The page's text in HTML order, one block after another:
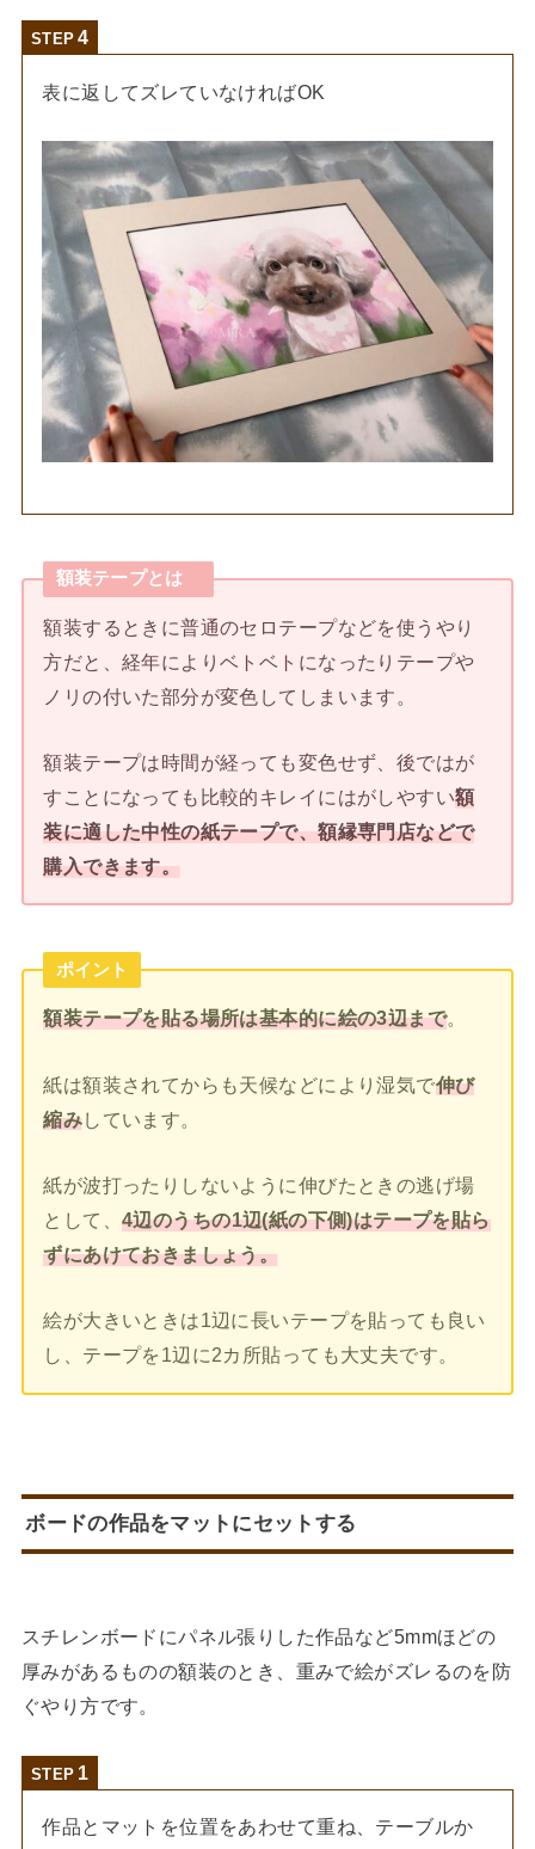
STEP
表に返してズレていなければOK
額装テープとは
額装するときに普通のセロテープなどを使うやり
方だと、経年によりベトベトになったりテープや
ノリの付いた部分が変色してしまいます。
額装テープは時間が経っても変色せず、後ではが
すことになっても比較的キレイにはがしやすい額
装に適した中性の紙テープで、額縁専門店などで
購入できます。
ポイント
額装テープを貼る場所は基本的に絵の3辺まで。
紙は額装されてからも天候などにより湿気で伸び
縮みしています。
紙が波打ったりしないように伸びたときの逃げ場
として、4辺のうちの1辺(紙の下側)はテープを貼ら
ずにあけておきましょう。
絵が大きいときは1辺に長いテープを貼っても良い
し、テープを1辺に2カ所貼っても大丈夫です。
ボードの作品をマットにセットする
スチレンボードにパネル張りした作品など5mmほどの
厚みがあるものの額装のとき、重みで絵がズレるのを防
ぐやり方です。
STEP
作品とマットを位置をあわせて重ね、テーブルか